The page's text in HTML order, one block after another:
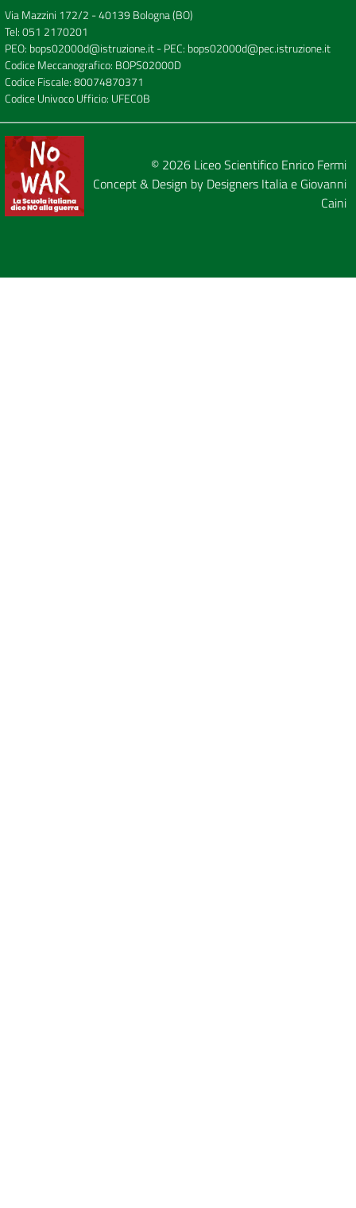
Via Mazzini 172/2 - 40139 Bologna (BO)
Tel:051 2170201
PEO: bops02000d@istruzione.it- PEC: bops02000d@pec.istruzione.it
Codice Meccanografico: BOPS02000D
Codice Fiscale: 80074870371
Codice Univoco Ufficio: UFEC0B
© 2026 Liceo Scientifico Enrico Fermi
Concept & Design by Designers Italiae Giovanni
Caini